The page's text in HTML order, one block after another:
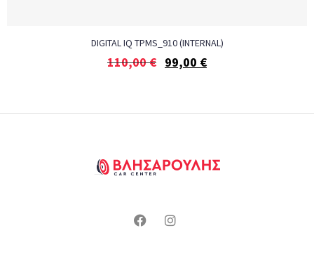
DIGITAL IQ TPMS_910 (INTERNAL)
110,00€ 99,00 €